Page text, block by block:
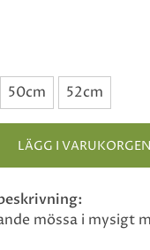
50cm 52cm
LÄGG I VARUKORGEN
mössa i mysigt